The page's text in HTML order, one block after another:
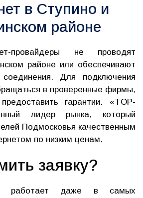
в Ступино и
районе
провайдеры не проводят
районе или обеспечивают
соединения. Для подключения
в проверенные фирмы,
гарантии. «TOP-
лидер рынка, который
Подмосковья качественным
по низким ценам.
заявку?
работает даже в самых